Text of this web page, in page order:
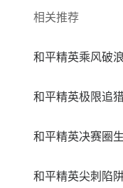
相关推荐
和平精英乘风破
和平精英极限追
和平精英决赛圈
和平精英尖刺陷